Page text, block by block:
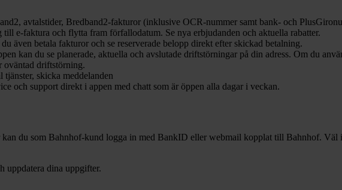
avtalstider, Bredband2-fakturor (inklusive OCR-nummer samt bank- och
e-faktura och flytta fram förfallodatum. Se nya erbjudanden och aktuella rabatter.
även betala fakturor och se reserverade belopp direkt efter skickad betalning.
kan du se planerade, aktuella och avslutade driftstörningar på din adress. Om du
oväntad driftstörning.
skicka meddelanden
och support direkt i appen med chatt som är öppen alla dagar i veckan.
kan du som Bahnhof-kund logga in med BankID eller webmail kopplat till Bahnhof. Väl
uppdatera dina uppgifter.